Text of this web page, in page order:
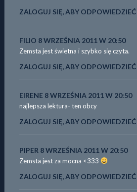
ZALOGUJ SIĘ, ABY ODPOWIEDZIEĆ
FILIO 8 WRZEŚNIA 2011 W 20:50
Zemsta jest świetna i szybko się czyta.
ZALOGUJ SIĘ, ABY ODPOWIEDZIEĆ
EIRENE 8 WRZEŚNIA 2011 W 20:50
najlepsza lektura- ten obcy
ZALOGUJ SIĘ, ABY ODPOWIEDZIEĆ
PIPER 8 WRZEŚNIA 2011 W 20:50
Zemsta jest za mocna <333
ZALOGUJ SIĘ, ABY ODPOWIEDZIEĆ